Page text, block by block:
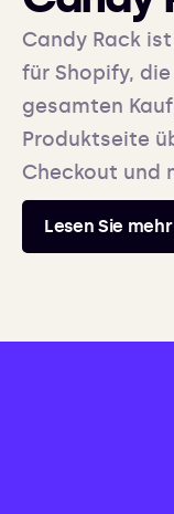
Candy Rack
für Shopify,
gesamten
Produktseite
Checkout und
Lesen Sie mehr